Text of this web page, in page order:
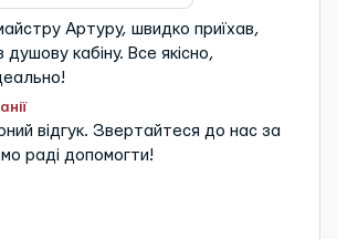
Артуру, швидко приїхав,
душову кабіну. Все якісно,
відгук. Звертайтеся до нас за
раді допомогти!